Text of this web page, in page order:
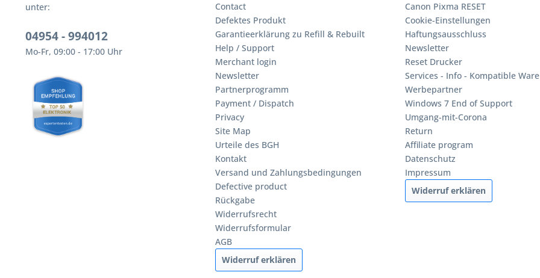
unter:
04954 - 994012
Mo-Fr, 09:00 - 17:00 Uhr
Contact
Defektes Produkt
Garantieerklärung zu Refill & Rebuilt
Help / Support
Merchant login
Newsletter
Partnerprogramm
Payment / Dispatch
Privacy
Site Map
Urteile des BGH
Kontakt
Versand und Zahlungsbedingungen
Defective product
Rückgabe
Widerrufsrecht
Widerrufsformular
AGB
Widerruf erklären
Canon Pixma RESET
Cookie-Einstellungen
Haftungsausschluss
Newsletter
Reset Drucker
Services - Info - Kompatible Ware
Werbepartner
Windows 7 End of Support
Umgang-mit-Corona
Return
Affiliate program
Datenschutz
Impressum
Widerruf erklären